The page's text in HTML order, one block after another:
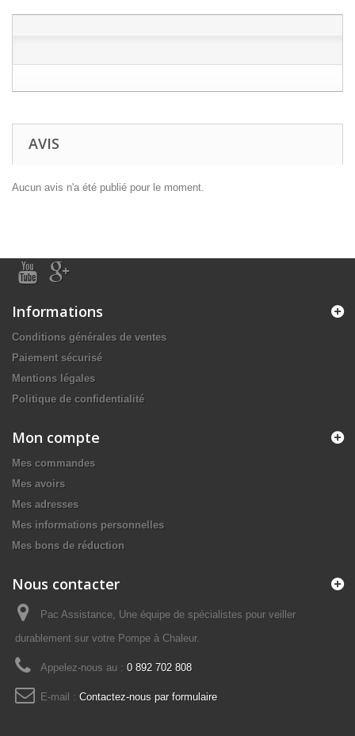
AVIS
Aucun avis n'a été publié pour le moment.
Informations
Conditions générales de ventes
Paiement sécurisé
Mentions légales
Politique de confidentialité
Mon compte
Mes commandes
Mes avoirs
Mes adresses
Mes informations personnelles
Mes bons de réduction
Nous contacter
Pac Assistance, Une équipe de spécialistes pour veiller
durablement sur votre Pompe à Chaleur.
Appelez-nous au : 0 892 702 808
E-mail : Contactez-nous par formulaire